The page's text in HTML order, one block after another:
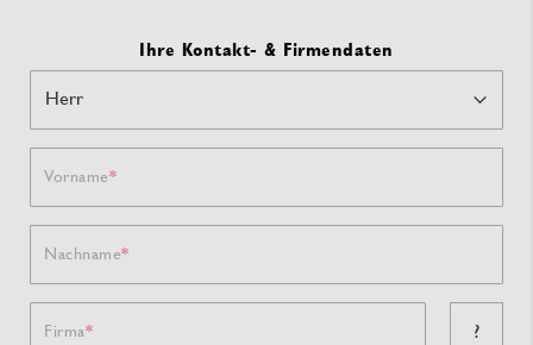
Ihre Kontakt- & Firmendaten
Vorname
Nachname
Firma ?